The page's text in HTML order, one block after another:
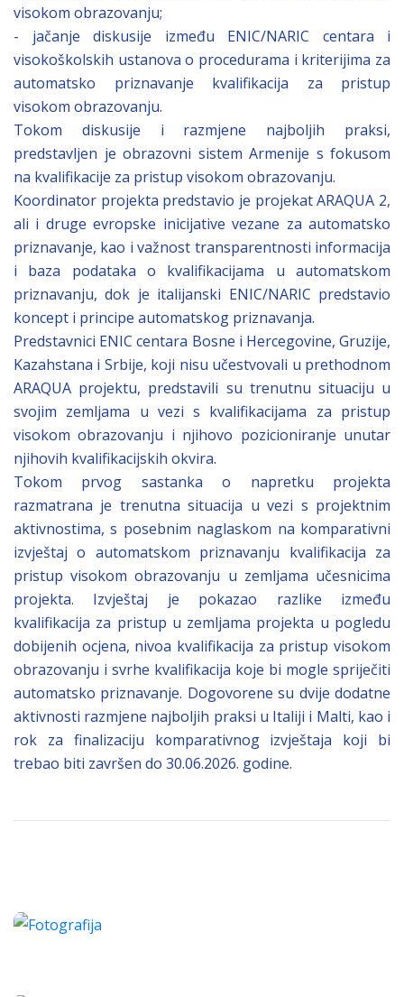
visokom obrazovanju;
- jačanje diskusije između ENIC/NARIC centara i
visokoškolskih ustanova o procedurama i kriterijima za
automatsko priznavanje kvalifikacija za pristup
visokom obrazovanju.
Tokom diskusije i razmjene najboljih praksi,
predstavljen je obrazovni sistem Armenije s fokusom
na kvalifikacije za pristup visokom obrazovanju.
Koordinator projekta predstavio je projekat ARAQUA 2,
ali i druge evropske inicijative vezane za automatsko
priznavanje, kao i važnost transparentnosti informacija
i baza podataka o kvalifikacijama u automatskom
priznavanju, dok je italijanski ENIC/NARIC predstavio
koncept i principe automatskog priznavanja.
Predstavnici ENIC centara Bosne i Hercegovine, Gruzije,
Kazahstana i Srbije, koji nisu učestvovali u prethodnom
ARAQUA projektu, predstavili su trenutnu situaciju u
svojim zemljama u vezi s kvalifikacijama za pristup
visokom obrazovanju i njihovo pozicioniranje unutar
njihovih kvalifikacijskih okvira.
Tokom prvog sastanka o napretku projekta
razmatrana je trenutna situacija u vezi s projektnim
aktivnostima, s posebnim naglaskom na komparativni
izvještaj o automatskom priznavanju kvalifikacija za
pristup visokom obrazovanju u zemljama učesnicima
projekta. Izvještaj je pokazao razlike između
kvalifikacija za pristup u zemljama projekta u pogledu
dobijenih ocjena, nivoa kvalifikacija za pristup visokom
obrazovanju i svrhe kvalifikacija koje bi mogle spriječiti
automatsko priznavanje. Dogovorene su dvije dodatne
aktivnosti razmjene najboljih praksi u Italiji i Malti, kao i
rok za finalizaciju komparativnog izvještaja koji bi
trebao biti završen do 30.06.2026. godine.